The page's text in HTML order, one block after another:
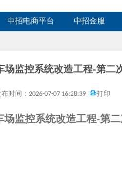
中招电商平台 中招金服
场监控系统改造工程-第二
时间：2026-07-07 16:28:39 打印
场监控系统改造工程-第